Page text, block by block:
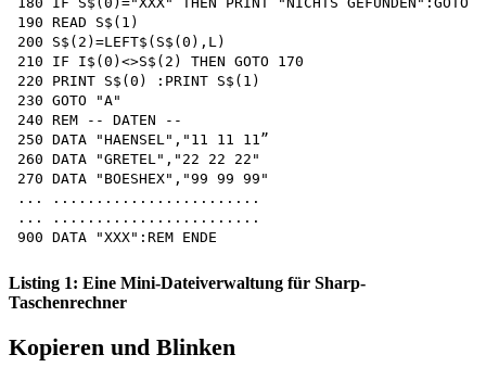
190 READ S$(1)
200 S$(2)=LEFT$(S$(0),L)
210 IF I$(0)<>S$(2) THEN GOTO 170
220 PRINT S$(0) :PRINT S$(1)
230 GOTO "A"
240 REM -- DATEN --
250 DATA "HAENSEL","11 11 11”
260 DATA "GRETEL","22 22 22"
270 DATA "BOESHEX","99 99 99"
... ........................
... ........................
Listing 1: Eine Mini-Dateiverwaltung für Sharp-
Taschenrechner
Kopieren und Blinken